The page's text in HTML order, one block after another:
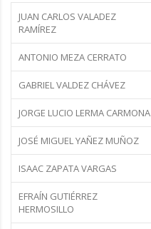
JUAN CARLOS VALADEZ
RAMÍREZ
ANTONIO MEZA CERRATO
GABRIEL VALDEZ CHÁVEZ
JORGE LUCIO LERMA CARMONA
JOSÉ MIGUEL YAÑEZ MUÑOZ
ISAAC ZAPATA VARGAS
EFRAÍN GUTIÉRREZ
HERMOSILLO